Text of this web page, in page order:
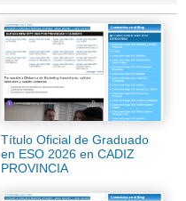
Título Oficial de Graduado
en ESO 2026 en CADIZ
PROVINCIA